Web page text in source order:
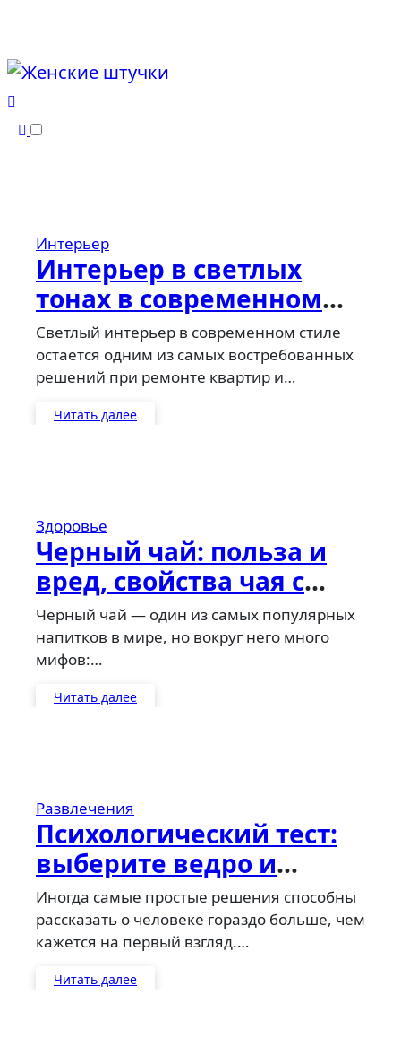
Интерьер
Интерьер в светлых
тонах в современном
стиле: спальня,
гостиная, кухня,
прихожая и коридор
Светлый интерьер в современном стиле
остается одним из самых востребованных
решений при ремонте квартир и…
Читать далее
Здоровье
Черный чай: польза и
вред, свойства чая с
молоком и чабрецом
Черный чай — один из самых популярных
напитков в мире, но вокруг него много
мифов:…
Читать далее
Развлечения
Психологический тест:
выберите ведро и
узнайте, как вы
справляетесь с
трудностями
Иногда самые простые решения способны
рассказать о человеке гораздо больше, чем
кажется на первый взгляд.…
Читать далее